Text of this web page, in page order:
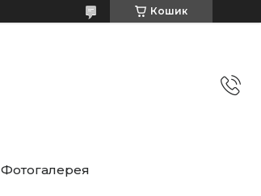
Кошик
Фотогалерея